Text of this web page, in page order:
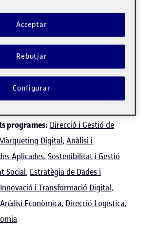
d'Economia i Empresa
quantitatius aplicats a
(matemàtiques, estadística i
de jocs.
programes: Direcció i Gestió de
Digital, Anàlisi i
Aplicades, Sostenibilitat i Gestió
Social, Estratègia de Dades i
Innovació i Transformació Digital,
Anàlisi Econòmica, Direcció Logística,
Rebutjar
Acceptar
Configurar